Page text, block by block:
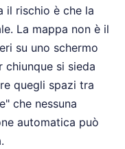
il rischio è che la
La mappa non è il
su uno schermo
chiunque si sieda
quegli spazi tra
che nessuna
automatica può